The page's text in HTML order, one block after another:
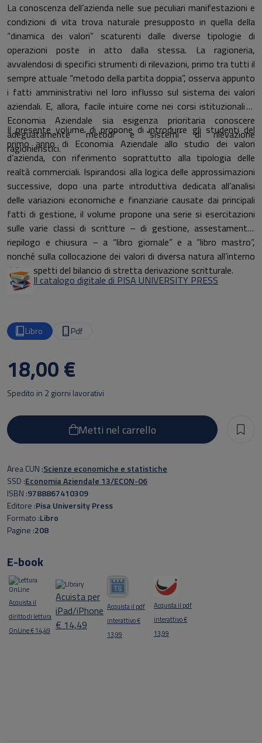
La conoscenza dell’azienda nelle sue peculiari manifestazioni e
condizioni di vita trova naturale presupposto in quella della
“dinamica dei valori” scaturenti dalle diverse tipologie di
operazioni poste in atto dalla stessa. La ragioneria,
avvalendosi di specifici strumenti di rilevazioni, primo tra tutti il
sempre attuale “metodo della partita doppia”, osserva appunto
i fatti amministrativi nel loro influsso sul sistema dei valori
aziendali. E, allora, facile intuire come nei corsi istituzionali di
Economia Aziendale sia esigenza prioritaria conoscere
adeguatamente “metodi” e “sistemi” di rilevazione
ragionieristici.
Il presente volume di propone di introdurre gli studenti del
primo anno di Economia Aziendale allo studio dei valori
d’azienda, con riferimento soprattutto alla tipologia delle
realtà commerciali. Ispirandosi alla logica delle approssimazioni
successive, dopo una parte introduttiva dedicata all’analisi
delle variazioni economiche e finanziarie causate dai principali
fatti di gestione, il volume propone una serie si esercitazioni
sulle varie classi di scritture – di gestione, assestamento,
riepilogo e chiusura – a “libro giornale” e a “libro mastro”,
nonché sulla collocazione dei valori di diversa natura all’interno
dei prospetti del bilancio di stretta derivazione scritturale.
Il catalogo digitale di PISA UNIVERSITY PRESS
Libro Pdf
18,00 €
Metti nel carrello
Spedito in 2 giorni lavorativi
Area CUN Scienze economiche e statistiche
SSD Economia Aziendale 13/ECON-06
ISBN 9788867410309
Editore Pisa University Press
Formato Libro
Pagine 208
E-book
Acquista il
diritto di lettura
OnLine € 14,49
Acuista per
iPad/iPhone
€ 14,49
Acquista il pdf
interattivo €
13,99
Acquista il pdf
interattivo €
13,99